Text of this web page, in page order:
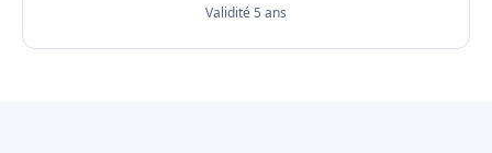
Validité 5 ans